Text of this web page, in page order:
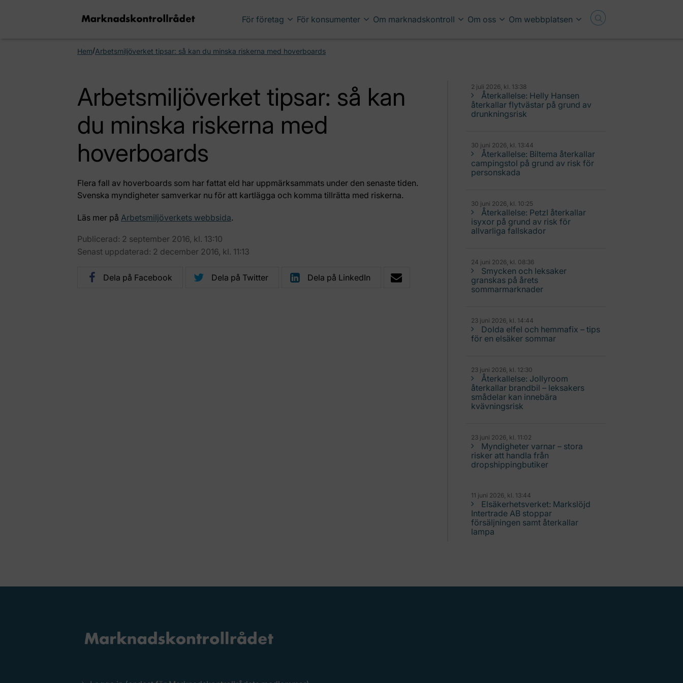
För företag För konsumenter Om marknadskontroll Om oss Om webbplatsen
Hem/Arbetsmiljöverket tipsar: så kan du minska riskerna med hoverboards
Arbetsmiljöverket tipsar: så kan
du minska riskerna med
hoverboards
Flera fall av hoverboards som har fattat eld har uppmärksammats under den senaste tiden.
Svenska myndigheter samverkar nu för att kartlägga och komma tillrätta med riskerna.
Läs mer på Arbetsmiljöverkets webbsida.
Publicerad: 2 september 2016, kl. 13:10
Senast uppdaterad: 2 december 2016, kl. 11:13
Dela på Facebook Dela på Twitter Dela på LinkedIn
2 juli 2026, kl. 13:38
Återkallelse: Helly Hansen
återkallar flytvästar på grund av
drunkningsrisk
30 juni 2026, kl. 13:44
Återkallelse: Biltema återkallar
campingstol på grund av risk för
personskada
30 juni 2026, kl. 10:25
Återkallelse: Petzl återkallar
isyxor på grund av risk för
allvarliga fallskador
24 juni 2026, kl. 08:36
Smycken och leksaker
granskas på årets
sommarmarknader
23 juni 2026, kl. 14:44
Dolda elfel och hemmafix – tips
för en elsäker sommar
23 juni 2026, kl. 12:30
Återkallelse: Jollyroom
återkallar brandbil – leksakers
smådelar kan innebära
kvävningsrisk
23 juni 2026, kl. 11:02
Myndigheter varnar – stora
risker att handla från
dropshippingbutiker
11 juni 2026, kl. 13:44
Elsäkerhetsverket: Markslöjd
Intertrade AB stoppar
försäljningen samt återkallar
lampa